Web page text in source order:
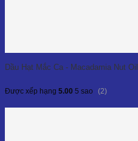
Dầu Hạt Mắc Ca - Macadamia Nut Oil
Được xếp hạng 5.00 5 sao (2)